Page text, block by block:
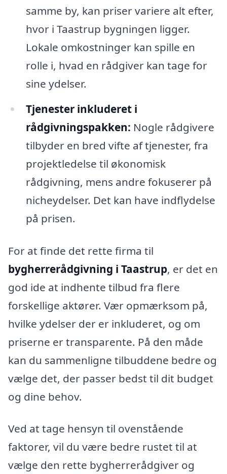
samme by, kan priser variere alt efter,
hvor i Taastrup bygningen ligger.
Lokale omkostninger kan spille en
rolle i, hvad en rådgiver kan tage for
sine ydelser.
Tjenester inkluderet i
rådgivningspakken: Nogle rådgivere
tilbyder en bred vifte af tjenester, fra
projektledelse til økonomisk
rådgivning, mens andre fokuserer på
nicheydelser. Det kan have indflydelse
på prisen.
For at finde det rette firma til
bygherrerådgivning i Taastrup, er det en
god ide at indhente tilbud fra flere
forskellige aktører. Vær opmærksom på,
hvilke ydelser der er inkluderet, og om
priserne er transparente. På den måde
kan du sammenligne tilbuddene bedre og
vælge det, der passer bedst til dit budget
og dine behov.
Ved at tage hensyn til ovenstående
faktorer, vil du være bedre rustet til at
vælge den rette bygherrerådgiver og